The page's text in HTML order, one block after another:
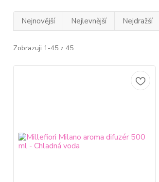
Nejnovější Nejlevnější Nejdražší
Zobrazuji 1-45 z 45